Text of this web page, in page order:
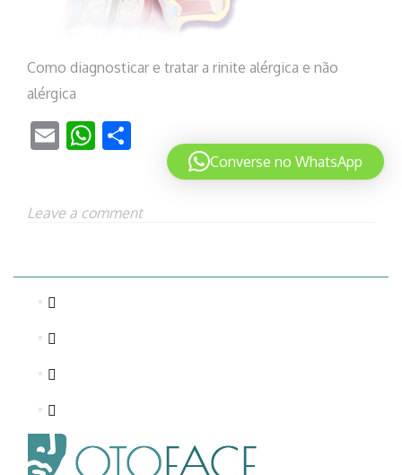
Como diagnosticar e tratar a rinite alérgica e não
alérgica
Email WhatsApp
Leave a comment
Converse no WhatsApp